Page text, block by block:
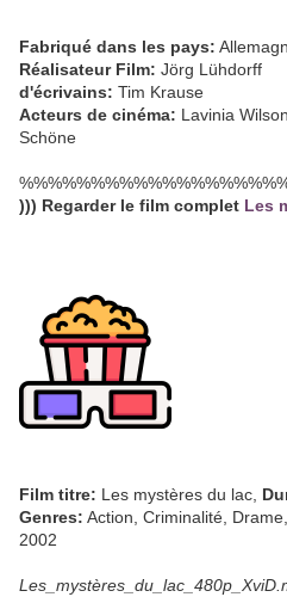
Fabriqué dans les pays:
Réalisateur Film: Jörg Lühdorff
d'écrivains: Tim Krause
Acteurs de cinéma: Lavinia
Schöne
))) Regarder le film complet Les
Film titre: Les mystères du lac,
Genres: Action, Criminalité,
2002